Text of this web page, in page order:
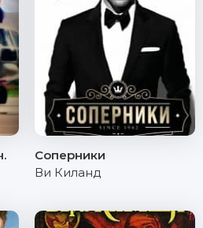
Соперники
Ви Киланд